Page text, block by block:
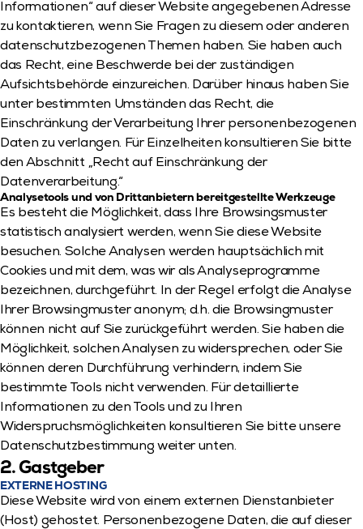
Informationen“ auf dieser Website angegebenen Adresse
zu kontaktieren, wenn Sie Fragen zu diesem oder anderen
datenschutzbezogenen Themen haben. Sie haben auch
das Recht, eine Beschwerde bei der zuständigen
Aufsichtsbehörde einzureichen. Darüber hinaus haben Sie
unter bestimmten Umständen das Recht, die
Einschränkung der Verarbeitung Ihrer personenbezogenen
Daten zu verlangen. Für Einzelheiten konsultieren Sie bitte
den Abschnitt „Recht auf Einschränkung der
Datenverarbeitung.“
Analysetools und von Drittanbietern bereitgestellte Werkzeuge
Es besteht die Möglichkeit, dass Ihre Browsingsmuster
statistisch analysiert werden, wenn Sie diese Website
besuchen. Solche Analysen werden hauptsächlich mit
Cookies und mit dem, was wir als Analyseprogramme
bezeichnen, durchgeführt. In der Regel erfolgt die Analyse
Ihrer Browsingmuster anonym; d.h. die Browsingmuster
können nicht auf Sie zurückgeführt werden. Sie haben die
Möglichkeit, solchen Analysen zu widersprechen, oder Sie
können deren Durchführung verhindern, indem Sie
bestimmte Tools nicht verwenden. Für detaillierte
Informationen zu den Tools und zu Ihren
Widerspruchsmöglichkeiten konsultieren Sie bitte unsere
Datenschutzbestimmung weiter unten.
2. Gastgeber
EXTERNE HOSTING
Diese Website wird von einem externen Dienstanbieter
(Host) gehostet. Personenbezogene Daten, die auf dieser